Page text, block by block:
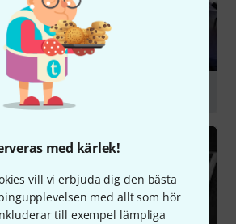
med kärlek!
vill vi erbjuda dig den bästa
med allt som hör
till exempel lämpliga
With The Slate RAVEN Console